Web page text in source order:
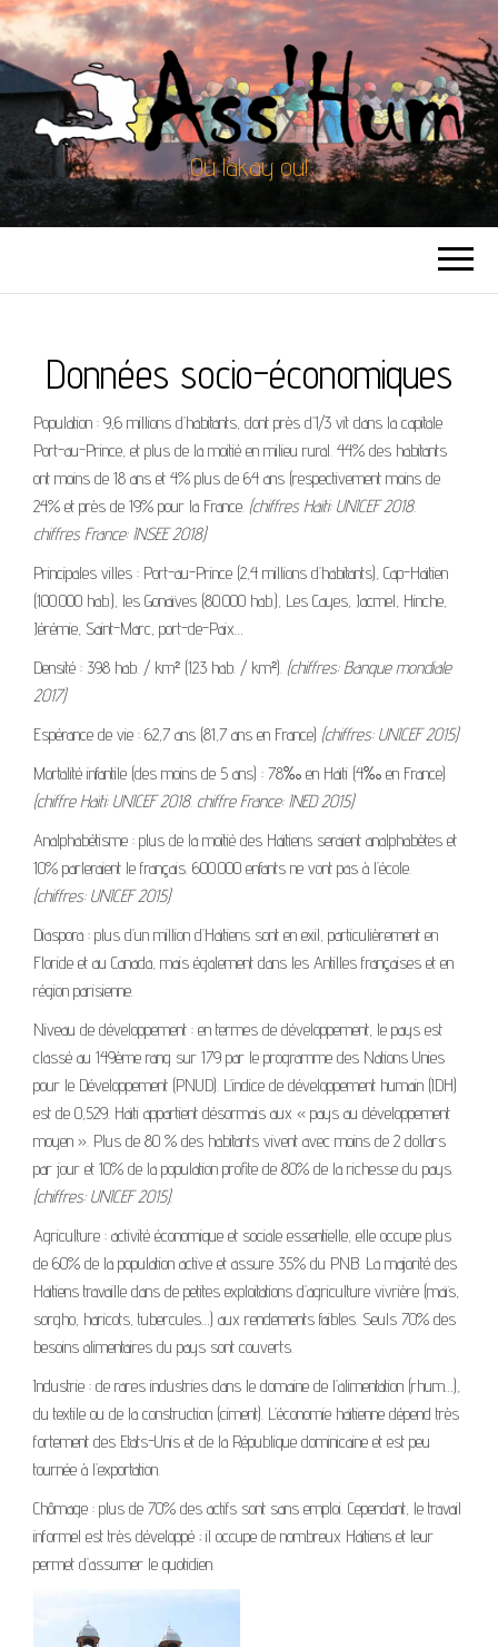
Ou lakay ou!
Données socio-économiques
Population : 9,6 millions d’habitants, dont près d’1/3 vit dans la capitale
Port-au-Prince, et plus de la moitié en milieu rural. 44% des habitants
ont moins de 18 ans et 4% plus de 64 ans (respectivement moins de
24% et près de 19% pour la France. (chiffres Haïti: UNICEF 2018.
chiffres France: INSEE 2018)
Principales villes : Port-au-Prince (2,4 millions d’habitants), Cap-Haïtien
(100.000 hab.), les Gonaïves (80.000 hab.), Les Cayes, Jacmel, Hinche,
Jérémie, Saint-Marc, port-de-Paix…
Densité : 398 hab. / km² (123 hab. / km²). (chiffres: Banque mondiale
2017)
Espérance de vie : 62,7 ans (81,7 ans en France) (chiffres: UNICEF 2015)
Mortalité infantile (des moins de 5 ans) : 78‰ en Haïti (4‰ en France)
(chiffre Haïti: UNICEF 2018. chiffre France: INED 2015)
Analphabétisme : plus de la moitié des Haïtiens seraient analphabètes et
10% parleraient le français. 600.000 enfants ne vont pas à l’école.
(chiffres: UNICEF 2015)
Diaspora : plus d’un million d’Haïtiens sont en exil, particulièrement en
Floride et au Canada, mais également dans les Antilles françaises et en
région parisienne.
Niveau de développement : en termes de développement, le pays est
classé au 149ème rang sur 179 par le programme des Nations Unies
pour le Développement (PNUD). L’indice de développement humain (IDH)
est de 0,529. Haïti appartient désormais aux « pays au développement
moyen ». Plus de 80 % des habitants vivent avec moins de 2 dollars
par jour et 10% de la population profite de 80% de la richesse du pays.
(chiffres: UNICEF 2015).
Agriculture : activité économique et sociale essentielle, elle occupe plus
de 60% de la population active et assure 35% du PNB. La majorité des
Haïtiens travaille dans de petites exploitations d’agriculture vivrière (maïs,
sorgho, haricots, tubercules…) aux rendements faibles. Seuls 70% des
besoins alimentaires du pays sont couverts.
Industrie : de rares industries dans le domaine de l’alimentation (rhum…),
du textile ou de la construction (ciment). L’économie haïtienne dépend très
fortement des Etats-Unis et de la République dominicaine et est peu
tournée à l’exportation.
Chômage : plus de 70% des actifs sont sans emploi. Cependant, le travail
informel est très développé ; il occupe de nombreux Haïtiens et leur
permet d’assumer le quotidien.